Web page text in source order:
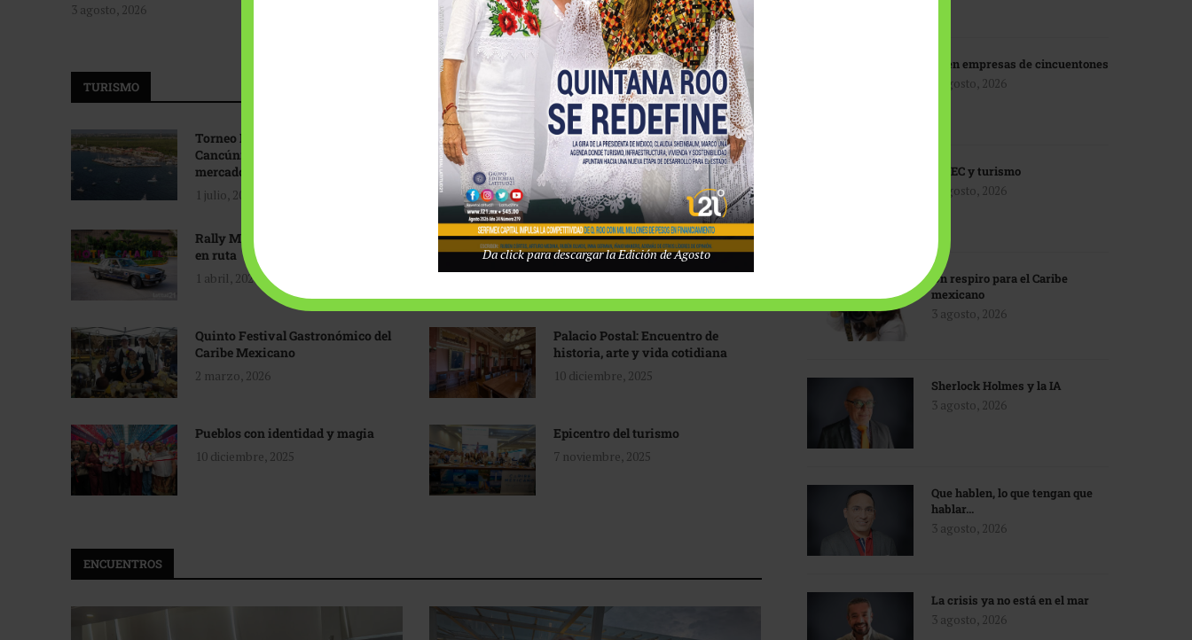
3 agosto, 2026
Tecnológico de Monterrey
3 agosto, 2026
TURISMO
Torneo Internacional de Pesca
Cancún: Navegando hacia nuevos
mercados
1 julio, 2026
Promoción turística con visión
1 abril, 2026
Rally Maya: Herencia automotriz
en ruta
1 abril, 2026
Industria global en
reconfiguración
31 marzo, 2026
Quinto Festival Gastronómico del
Caribe Mexicano
2 marzo, 2026
Palacio Postal: Encuentro de
historia, arte y vida cotidiana
10 diciembre, 2025
Pueblos con identidad y magia
10 diciembre, 2025
Epicentro del turismo
7 noviembre, 2025
ENCUENTROS
IA en empresas de cincuentones
3 agosto, 2026
TMEC y turismo
3 agosto, 2026
Un respiro para el Caribe
mexicano
3 agosto, 2026
Sherlock Holmes y la IA
3 agosto, 2026
Que hablen, lo que tengan que
hablar…
3 agosto, 2026
La crisis ya no está en el mar
3 agosto, 2026
Da click para descargar la Edición de Agosto